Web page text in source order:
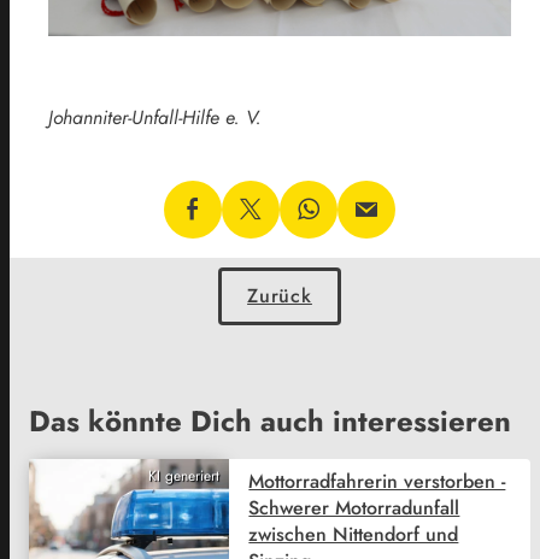
Johanniter-Unfall-Hilfe e. V.
Zurück
Das könnte Dich auch interessieren
KI generiert
Mottorradfahrerin verstorben -
Schwerer Motorradunfall
zwischen Nittendorf und